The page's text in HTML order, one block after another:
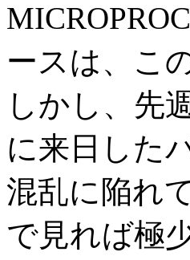
ースは、こ
しかし、先
に来日した
混乱に陥れ
で見れば極